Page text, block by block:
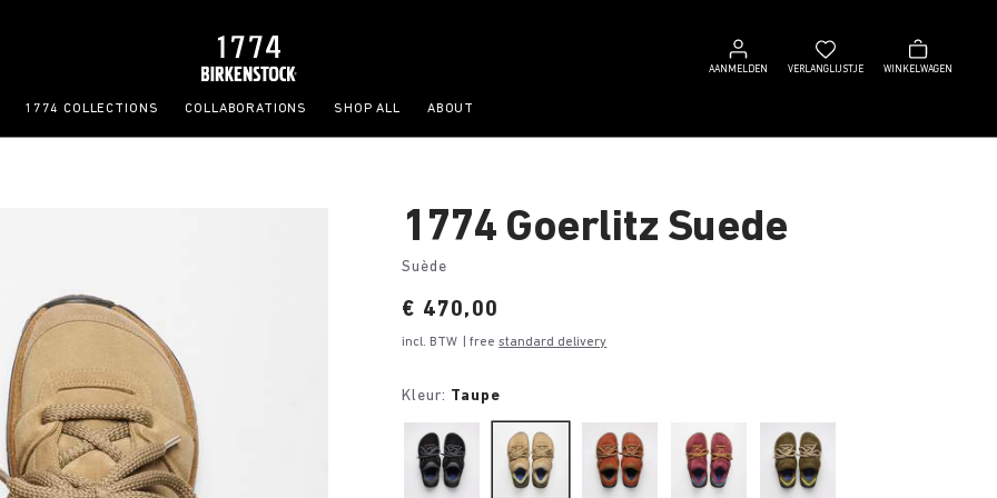
AANMELDEN
Aanmelden
VERLANGLIJSTJE
Verlanglijstje
WINKELWAGEN
Winkelwagen
1774 COLLECTIONS COLLABORATIONS SHOP ALL ABOUT
1774 Goerlitz Suede
Suède
Price:
€ 470,00
incl. BTW | freestandard delivery
Kleur: Taupe